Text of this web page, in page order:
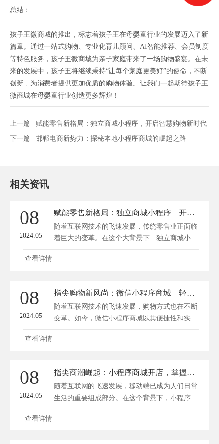
总结：
孩子王微商城的推出，标志着孩子王在母婴童行业的发展迈入了新
篇章。通过一站式购物、专业化育儿顾问、AI智能推荐、会员制度
等特色服务，孩子王微商城为亲子家庭带来了一场购物盛宴。在未
来的发展中，孩子王将继续秉持“让每个家庭更美好”的使命，不断
创新，为消费者提供更加优质的购物体验。让我们一起期待孩子王
微商城在母婴童行业创造更多辉煌！
上一篇 | 赋能零售新格局：独立商城小程序，开启智慧购物新时代
下一篇 | 邯郸电商新势力：探秘本地小程序商城的崛起之路
相关资讯
08
2024.05
赋能零售新格局：独立商城小程序，开启智慧购物新时代
随着互联网技术的飞速发展，传统零售业正面临
着巨大的变革。在这个大背景下，独立商城小
程...
查看详情
08
2024.05
指尖购物新风尚：微信小程序商城，轻松一点，好物尽享！
随着互联网技术的飞速发展，购物方式也在不断
变革。如今，微信小程序商城以其便捷性和实
用...
查看详情
08
2024.05
指尖商潮崛起：小程序商城开店，掌握流量新密码！
随着互联网的飞速发展，移动端已成为人们日常
生活的重要组成部分。在这个背景下，小程序
商...
查看详情